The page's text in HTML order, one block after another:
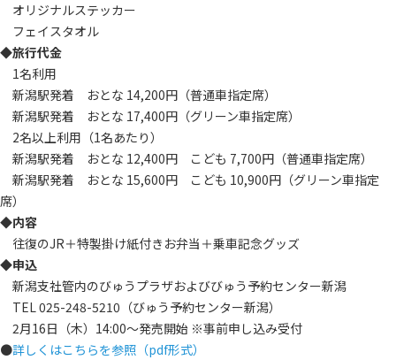
オリジナルステッカー
フェイスタオル
◆旅行代金
1名利用
新潟駅発着 おとな 14,200円（普通車指定席）
新潟駅発着 おとな 17,400円（グリーン車指定席）
2名以上利用（1名あたり）
新潟駅発着 おとな 12,400円 こども 7,700円（普通車指定席）
新潟駅発着 おとな 15,600円 こども 10,900円（グリーン車指定
席）
◆内容
往復のJR＋特製掛け紙付きお弁当＋乗車記念グッズ
◆申込
新潟支社管内のびゅうプラザおよびびゅう予約センター新潟
TEL 025-248-5210（びゅう予約センター新潟）
2月16日（木）14:00～発売開始 ※事前申し込み受付
●詳しくはこちらを参照（pdf形式）